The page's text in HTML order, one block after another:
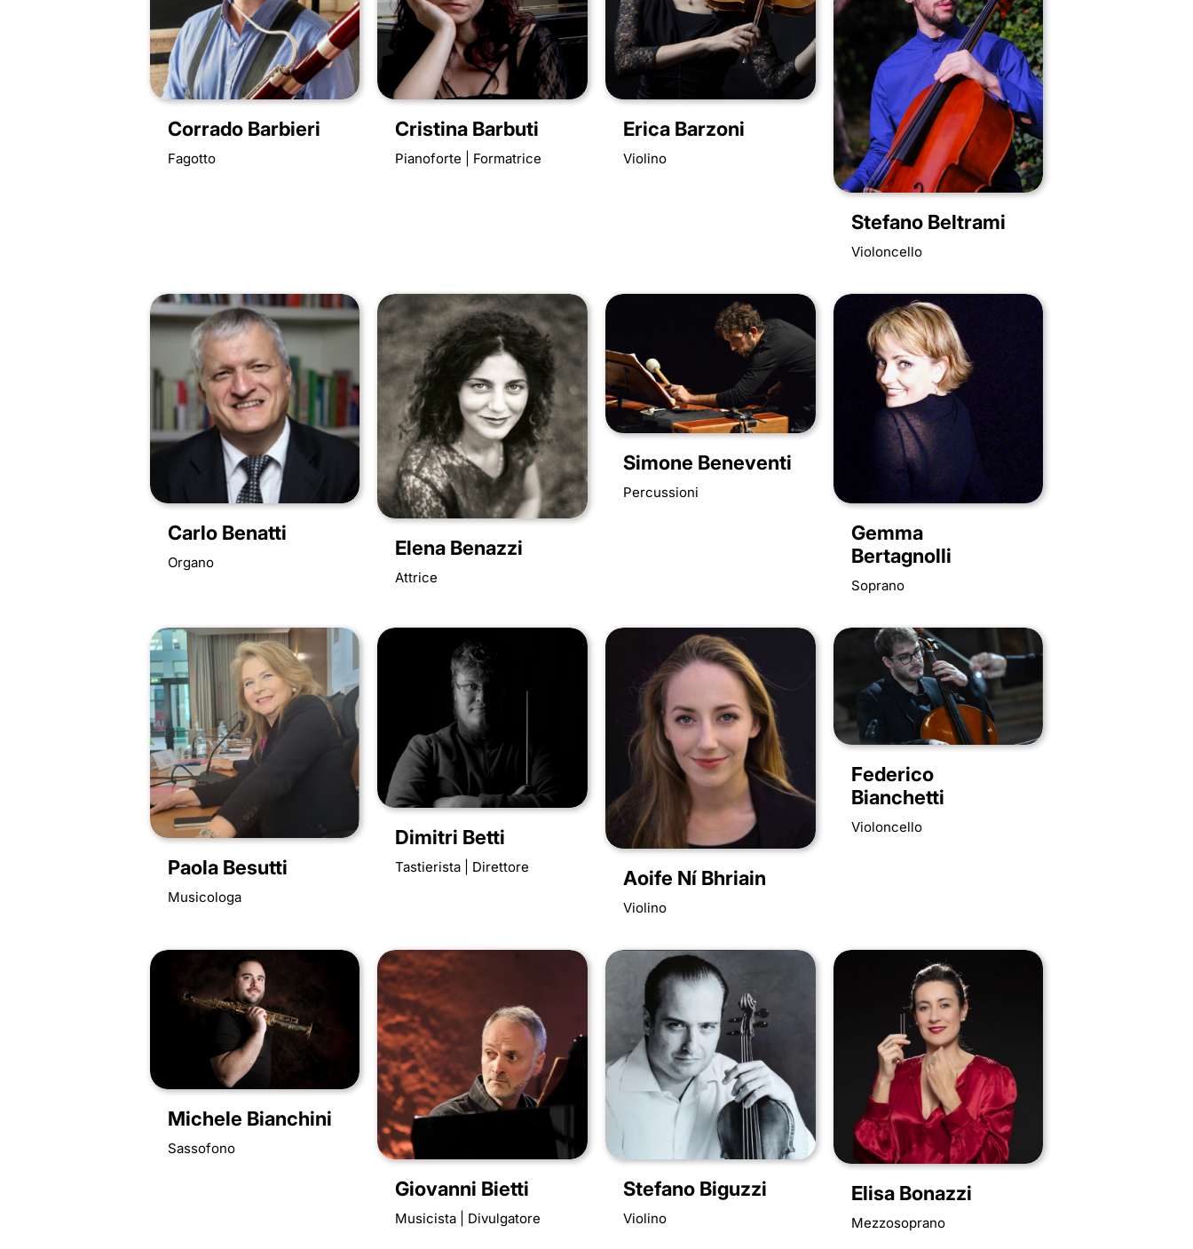
Corrado Barbieri
Fagotto
Cristina Barbuti
Pianoforte | Formatrice
Erica Barzoni
Violino
Stefano Beltrami
Violoncello
Carlo Benatti
Organo
Elena Benazzi
Attrice
Simone Beneventi
Percussioni
Gemma
Bertagnolli
Soprano
Paola Besutti
Musicologa
Dimitri Betti
Tastierista | Direttore Aoife Ní Bhriain
Violino
Federico
Bianchetti
Violoncello
Michele Bianchini
Sassofono
Giovanni Bietti
Musicista | Divulgatore
Stefano Biguzzi
Violino
Elisa Bonazzi
Mezzosoprano